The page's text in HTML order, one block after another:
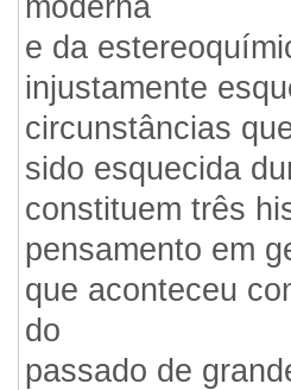
e da
injustamente
circunstâncias
sido esquecida
constituem três
pensamento em
que aconteceu
do
passado de